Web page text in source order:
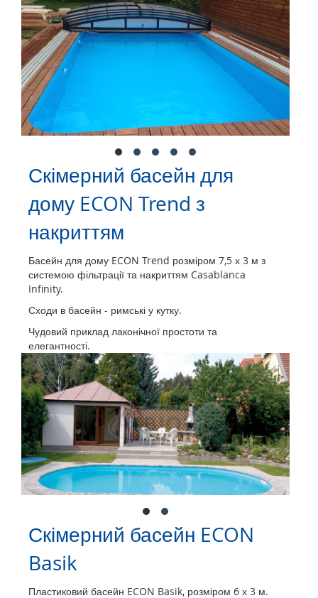
Скімерний басейн для
дому ECON Trend з
накриттям
Басейн для дому ECON Trend розміром 7,5 х 3 м з
системою фільтрації та накриттям Casablanca
Infinity.
Сходи в басейн - римські у кутку.
Чудовий приклад лаконічної простоти та
елегантності.
Скімерний басейн ECON
Basik
Пластиковий басейн ECON Basik, розміром 6 х 3 м.